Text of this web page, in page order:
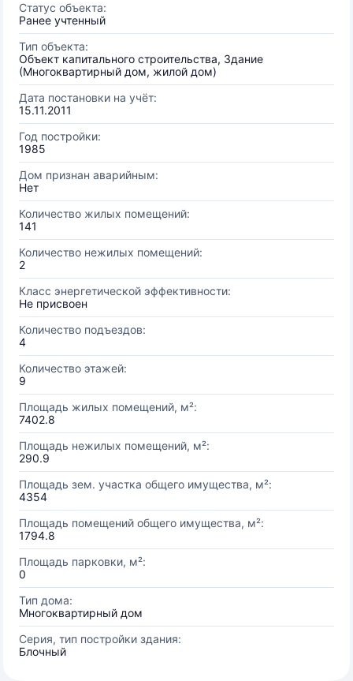
Статус объекта:
Ранее учтенный
Тип объекта:
Объект капитального строительства, Здание
(Многоквартирный дом, жилой дом)
Дата постановки на учёт:
15.11.2011
Год постройки:
1985
Дом признан аварийным:
Нет
Количество жилых помещений:
141
Количество нежилых помещений:
2
Класс энергетической эффективности:
Не присвоен
Количество подъездов:
4
Количество этажей:
9
Площадь жилых помещений, м²:
7402.8
Площадь нежилых помещений, м²:
290.9
Площадь зем. участка общего имущества, м²:
4354
Площадь помещений общего имущества, м²:
1794.8
Площадь парковки, м²:
0
Тип дома:
Многоквартирный дом
Серия, тип постройки здания:
Блочный